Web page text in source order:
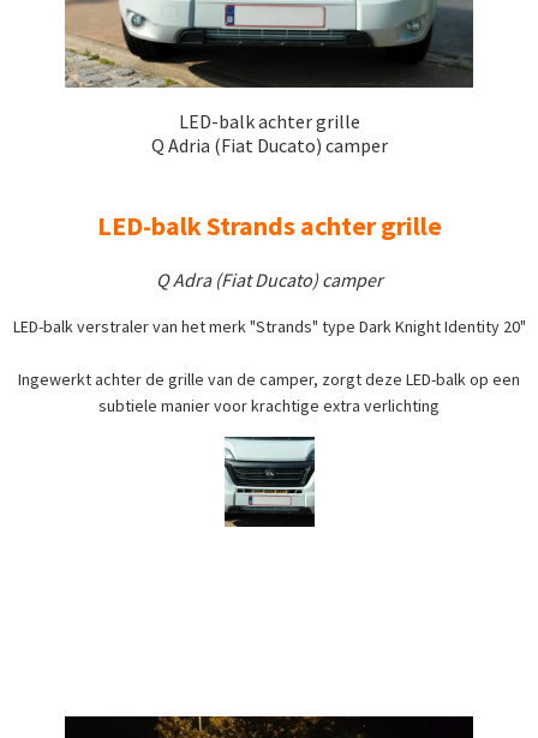
LED-balk achter grille
Q Adria (Fiat Ducato) camper
LED-balk Strands achter grille
Q Adra (Fiat Ducato) camper
LED-balk verstraler van het merk "Strands" type Dark Knight Identity 20"
Ingewerkt achter de grille van de camper, zorgt deze LED-balk op een
subtiele manier voor krachtige extra verlichting